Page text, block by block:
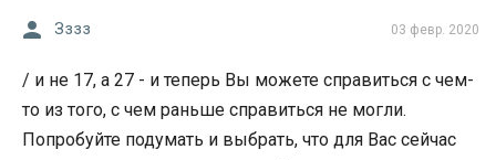
03 февр. 2020
Зззз
/ и не 17, а 27 - и теперь Вы можете справиться с чем-
то из того, с чем раньше справиться не могли.
Попробуйте подумать и выбрать, что для Вас сейчас